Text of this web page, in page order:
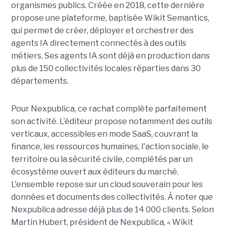
organismes publics. Créée en 2018, cette dernière
propose une plateforme, baptisée Wikit Semantics,
qui permet de créer, déployer et orchestrer des
agents IA directement connectés à des outils
métiers. Ses agents IA sont déjà en production dans
plus de 150 collectivités locales réparties dans 30
départements.
Pour Nexpublica, ce rachat complète parfaitement
son activité. L’éditeur propose notamment des outils
verticaux, accessibles en mode SaaS, couvrant la
finance, les ressources humaines, l'action sociale, le
territoire ou la sécurité civile, complétés par un
écosystème ouvert aux éditeurs du marché.
L'ensemble repose sur un cloud souverain pour les
données et documents des collectivités. À noter que
Nexpublica adresse déjà plus de 14 000 clients. Selon
Martin Hubert, président de Nexpublica, « Wikit